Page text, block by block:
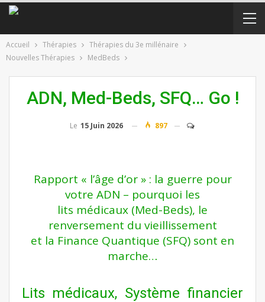
Accueil Thérapies
Thérapies du 3e millénaire
Nouvelles Thérapies
MedBeds
ADN, Med-Beds, SFQ… Go !
Le 15 Juin 2026 897
Rapport « l’âge d’or » : la guerre pour
votre ADN – pourquoi les
lits médicaux (Med-Beds), le
renversement du vieillissement
et la Finance Quantique (SFQ) sont en
marche…
Lits médicaux, Système financier